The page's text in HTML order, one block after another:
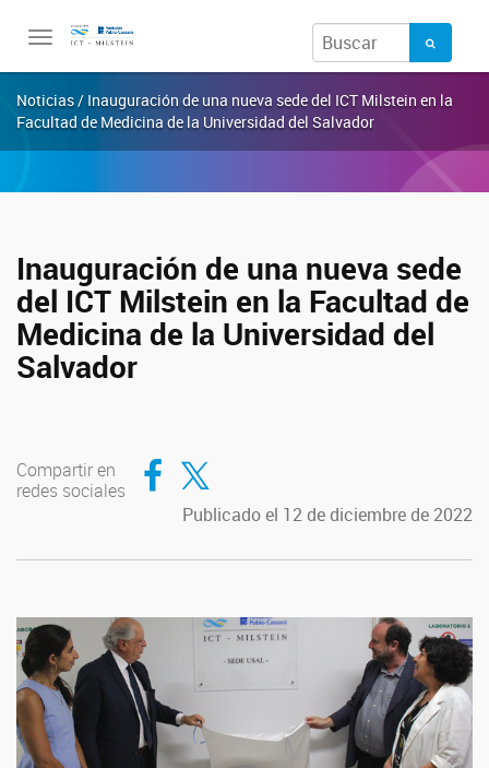
Toggle
Noticias / Inauguración de una nueva sede del ICT Milstein en la
Facultad de Medicina de la Universidad del Salvador
Inauguración de una nueva sede
del ICT Milstein en la Facultad de
Medicina de la Universidad del
Salvador
Compartir en
redes sociales
Compartir en Facebook
Compartir en Twitter
Publicado el 12 de diciembre de 2022